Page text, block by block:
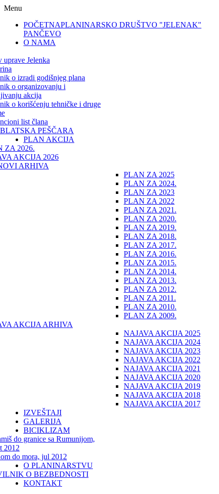
Menu
POČETNAPLANINARSKO DRUŠTVO "JELENAK"
PANČEVO
O NAMA
uprave Jelenka
o izradi godišnjeg plana
o organizovanju i
akcija
o korišćenju tehničke i druge
list člana
PEŠČARA
PLAN AKCIJA
ZA 2026.
AKCIJA 2026
ARHIVA
PLAN ZA 2025
PLAN ZA 2024.
PLAN ZA 2023
PLAN ZA 2022
PLAN ZA 2021.
PLAN ZA 2020.
PLAN ZA 2019.
PLAN ZA 2018.
PLAN ZA 2017.
PLAN ZA 2016.
PLAN ZA 2015.
PLAN ZA 2014.
PLAN ZA 2013.
PLAN ZA 2012.
PLAN ZA 2011.
PLAN ZA 2010.
PLAN ZA 2009.
AKCIJA ARHIVA
NAJAVA AKCIJA 2025
NAJAVA AKCIJA 2024
NAJAVA AKCIJA 2023
NAJAVA AKCIJA 2022
NAJAVA AKCIJA 2021
NAJAVA AKCIJA 2020
NAJAVA AKCIJA 2019
NAJAVA AKCIJA 2018
NAJAVA AKCIJA 2017
IZVEŠTAJI
GALERIJA
BICIKLIZAM
do granice sa Rumunijom,
2012
do mora, jul 2012
O PLANINARSTVU
O BEZBEDNOSTI
KONTAKT